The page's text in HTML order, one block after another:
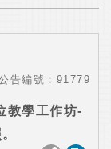
告編號： 91779
教學工作坊-